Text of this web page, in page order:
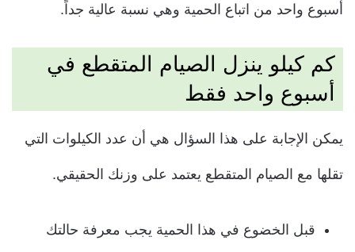
أسبوع واحد من اتباع الحمية وهي نسبة عالية جداً.
كم كيلو ينزل الصيام المتقطع في
أسبوع واحد فقط
يمكن الإجابة على هذا السؤال هي أن عدد الكيلوات التي
تقلها مع الصيام المتقطع يعتمد على وزنك الحقيقي.
قبل الخضوع في هذا الحمية يجب معرفة حالتك